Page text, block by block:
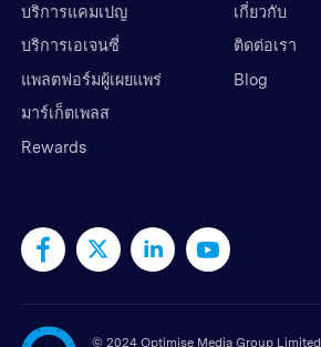
บริการแคมเปญ
บริการเอเจนซี่
แพลตฟอร์มผู้เผยแพร่
มาร์เก็ตเพลส
Rewards
เกี่ยวกับ
ติดต่อเรา
Blog
© 2024 Optimise Media Group Limited